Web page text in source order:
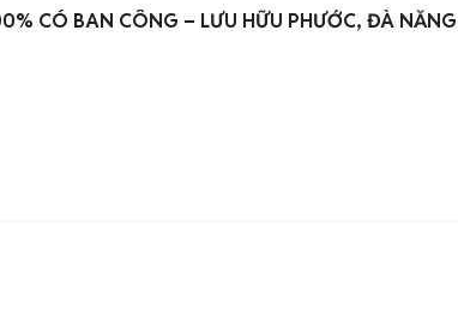
CÓ BAN CÔNG – LƯU HỮU PHƯỚC, ĐÀ NẴNG